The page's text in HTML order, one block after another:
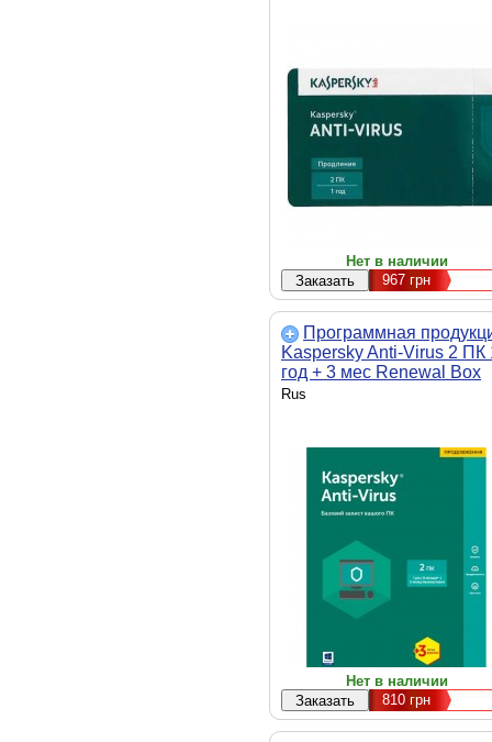
Нет в наличии
967грн
Программная
Kaspersky Anti-Virus 2 ПК
год + 3 мес Renewal Box
(KL1171OUBBR17)
Rus
Нет в наличии
810грн